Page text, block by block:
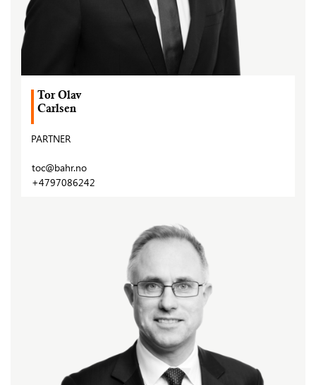
Tor Olav
Carlsen
PARTNER
toc@bahr.no
+4797086242